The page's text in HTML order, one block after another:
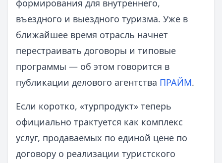
формирования для внутреннего,
въездного и выездного туризма. Уже в
ближайшее время отрасль начнет
перестраивать договоры и типовые
программы — об этом говорится в
публикации делового агентства ПРАЙМ.
Если коротко, «турпродукт» теперь
официально трактуется как комплекс
услуг, продаваемых по единой цене по
договору о реализации туристского